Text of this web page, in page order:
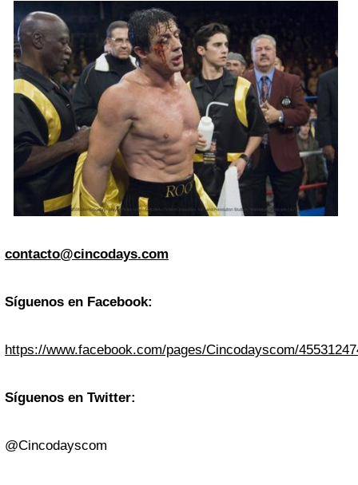
contacto@cincodays.com
Síguenos en Facebook:
https://www.facebook.com/pages/Cincodayscom/
Síguenos en Twitter:
@Cincodayscom